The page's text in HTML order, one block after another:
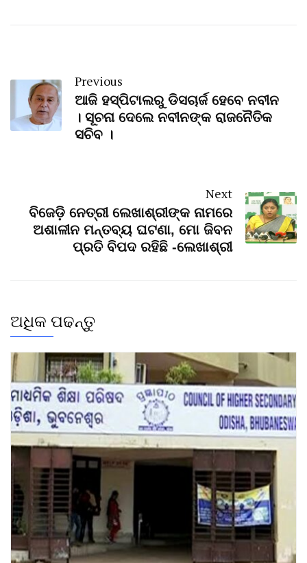
Previous
ଆଜି ହସ୍ପିଟାଲରୁ ଡିସଚାର୍ଜ ହେବେ ନବୀନ
। ସୂଚନା ଦେଲେ ନବୀନଙ୍କ ରାଜନୈତିକ
ସଚିବ ।
Next
ବିଜେଡ଼ି ନେତ୍ରୀ ଲେଖାଶ୍ରୀଙ୍କ ନାମରେ
ଅଶାଳୀନ ମନ୍ତବ୍ୟ ଘଟଣା, ମୋ ଜିବନ
ପ୍ରତି ବିପଦ ରହିଛି -ଲେଖାଶ୍ରୀ
ଅଧିକ ପଢନ୍ତୁ